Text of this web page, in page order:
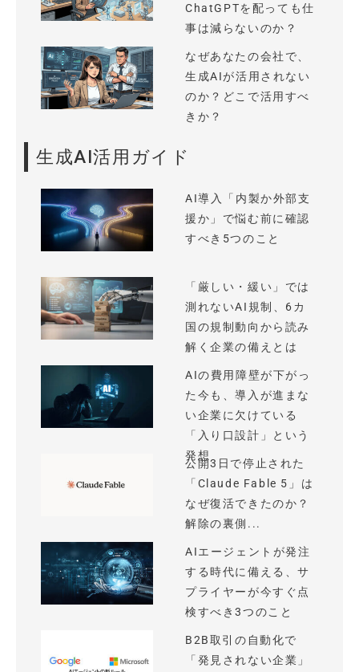
ChatGPTを配っても仕
事は減らないのか？
なぜあなたの会社で、
生成AIが活用されない
のか？どこで活用すべ
きか？
生成AI活用ガイド
AI導入「内製か外部支
援か」で悩む前に確認
すべき5つのこと
「厳しい・緩い」では
測れないAI規制、6カ
国の規制動向から読み
解く企業の備えとは
AIの費用障壁が下がっ
た今も、導入が進まな
い企業に欠けている
「入り口設計」という
発想
公開3日で停止された
「Claude Fable 5」は
なぜ復活できたのか？
解除の裏側...
AIエージェントが発注
する時代に備える、サ
プライヤーが今すぐ点
検すべき3つのこと
B2B取引の自動化で
「発見されない企業」